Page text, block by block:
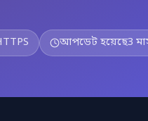
আপডেট হয়েছে3